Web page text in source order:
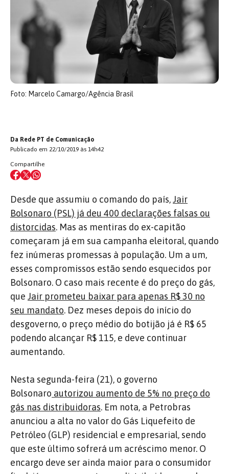
Foto: Marcelo Camargo/Agência Brasil
Da Rede PT de Comunicação
Publicado em 22/10/2019 às 14h42
Compartilhe
Desde que assumiu o comando do país,Jair
Bolsonaro (PSL) já deu 400 declarações falsas ou
distorcidas. Mas as mentiras do ex-capitão
começaram já em sua campanha eleitoral, quando
fez inúmeras promessas à população. Um a um,
esses compromissos estão sendo esquecidos por
Bolsonaro. O caso mais recente é do preço do gás,
que Jair prometeu baixar para apenas R$ 30 no
seu mandato. Dez meses depois do início do
desgoverno, o preço médio do botijão já é R$ 65
podendo alcançar R$ 115, e deve continuar
aumentando.
Nesta segunda-feira (21), o governo
Bolsonaro autorizou aumento de 5% no preço do
gás nas distribuidoras. Em nota, a Petrobras
anunciou a alta no valor do Gás Liquefeito de
Petróleo (GLP) residencial e empresarial, sendo
que este último sofrerá um acréscimo menor. O
encargo deve ser ainda maior para o consumidor